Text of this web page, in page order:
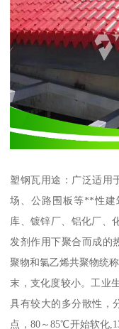
塑钢瓦用途：广泛适用
场、公路围板等**性建
库、镀锌厂、铝化厂、
发剂作用下聚合而成的
聚物和氯乙烯共聚物统
末，支化度较小。工业
具有较大的多分散性，
点，80～85℃开始软化